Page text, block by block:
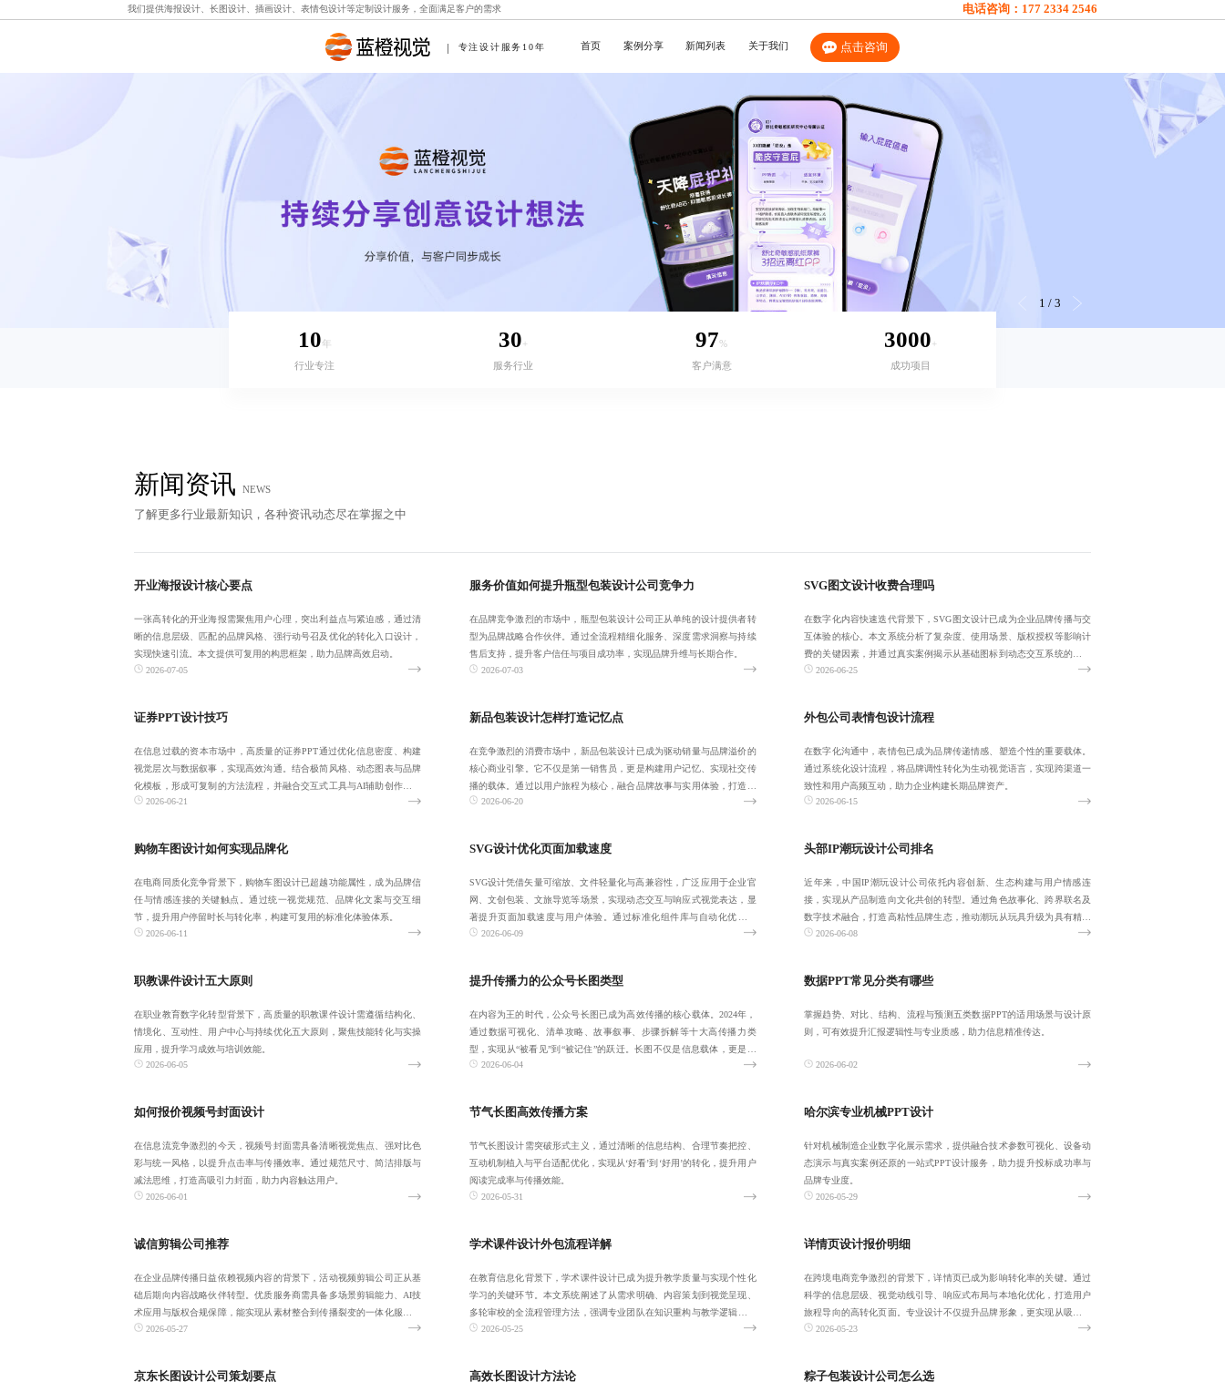
我们提供海报设计 长图设计 插画设计 表情包设计等定制设计服务，全面满足客户的需求 电话咨询： 177 2334 2546
专注设计服务10年 首页 案例分享 新闻列表 关于我们 点击咨询
1 / 3
10年
行业专注
30+
服务行业
97%
客户满意
3000+
成功项目
新闻资讯 NEWS
了解更多行业最新知识，各种资讯动态尽在掌握之中
开业海报设计核心要点
一张高转化的开业海报需聚焦用户心理，突出利益点与紧迫感，通过清
晰的信息层级、匹配的品牌风格、强行动号召及优化的转化入口设计，
实现快速引流。本文提供可复用的构思框架，助力品牌高效启动。
2026-07-05
服务价值如何提升瓶型包装设计公司竞争力
在品牌竞争激烈的市场中，瓶型包装设计公司正从单纯的设计提供者转
型为品牌战略合作伙伴。通过全流程精细化服务、深度需求洞察与持续
售后支持，提升客户信任与项目成功率，实现品牌升维与长期合作。
2026-07-03
SVG图文设计收费合理吗
在数字化内容快速迭代背景下，SVG图文设计已成为企业品牌传播与交
互体验的核心。本文系统分析了复杂度、使用场景、版权授权等影响计
费的关键因素，并通过真实案例揭示从基础图标到动态交互系统的费用
差异，提醒客
2026-06-25
证券PPT设计技巧
在信息过载的资本市场中，高质量的证券PPT通过优化信息密度、构建
视觉层次与数据叙事，实现高效沟通。结合极简风格、动态图表与品牌
化模板，形成可复制的方法流程，并融合交互式工具与AI辅助创作，提
升说服力与
2026-06-21
新品包装设计怎样打造记忆点
在竞争激烈的消费市场中，新品包装设计已成为驱动销量与品牌溢价的
核心商业引擎。它不仅是第一销售员，更是构建用户记忆、实现社交传
播的载体。通过以用户旅程为核心，融合品牌故事与实用体验，打造具
有辨识度与延展
2026-06-20
外包公司表情包设计流程
在数字化沟通中，表情包已成为品牌传递情感、塑造个性的重要载体。
通过系统化设计流程，将品牌调性转化为生动视觉语言，实现跨渠道一
致性和用户高频互动，助力企业构建长期品牌资产。
2026-06-15
购物车图设计如何实现品牌化
在电商同质化竞争背景下，购物车图设计已超越功能属性，成为品牌信
任与情感连接的关键触点。通过统一视觉规范、品牌化文案与交互细
节，提升用户停留时长与转化率，构建可复用的标准化体验体系。
2026-06-11
SVG设计优化页面加载速度
SVG设计凭借矢量可缩放、文件轻量化与高兼容性，广泛应用于企业官
网、文创包装、文旅导览等场景，实现动态交互与响应式视觉表达，显
著提升页面加载速度与用户体验。通过标准化组件库与自动化优化流
程，助力品牌在
2026-06-09
头部IP潮玩设计公司排名
近年来，中国IP潮玩设计公司依托内容创新、生态构建与用户情感连
接，实现从产品制造向文化共创的转型。通过角色故事化、跨界联名及
数字技术融合，打造高粘性品牌生态，推动潮玩从玩具升级为具有精神
价值的文化符号
2026-06-08
职教课件设计五大原则
在职业教育数字化转型背景下，高质量的职教课件设计需遵循结构化、
情境化、互动性、用户中心与持续优化五大原则，聚焦技能转化与实操
应用，提升学习成效与培训效能。
2026-06-05
提升传播力的公众号长图类型
在内容为王的时代，公众号长图已成为高效传播的核心载体。2024年，
通过数据可视化、清单攻略、故事叙事、步骤拆解等十大高传播力类
型，实现从“被看见”到“被记住”的跃迁。长图不仅是信息载体，更是用
户关系桥
2026-06-04
数据PPT常见分类有哪些
掌握趋势、对比、结构、流程与预测五类数据PPT的适用场景与设计原
则，可有效提升汇报逻辑性与专业质感，助力信息精准传达。
2026-06-02
如何报价视频号封面设计
在信息流竞争激烈的今天，视频号封面需具备清晰视觉焦点、强对比色
彩与统一风格，以提升点击率与传播效率。通过规范尺寸、简洁排版与
减法思维，打造高吸引力封面，助力内容触达用户。
2026-06-01
节气长图高效传播方案
节气长图设计需突破形式主义，通过清晰的信息结构、合理节奏把控、
互动机制植入与平台适配优化，实现从‘好看’到‘好用’的转化，提升用户
阅读完成率与传播效能。
2026-05-31
哈尔滨专业机械PPT设计
针对机械制造企业数字化展示需求，提供融合技术参数可视化、设备动
态演示与真实案例还原的一站式PPT设计服务，助力提升投标成功率与
品牌专业度。
2026-05-29
诚信剪辑公司推荐
在企业品牌传播日益依赖视频内容的背景下，活动视频剪辑公司正从基
础后期向内容战略伙伴转型。优质服务商需具备多场景剪辑能力、AI技
术应用与版权合规保障，能实现从素材整合到传播裂变的一体化服务。
企业应关注真
2026-05-27
学术课件设计外包流程详解
在教育信息化背景下，学术课件设计已成为提升教学质量与实现个性化
学习的关键环节。本文系统阐述了从需求明确、内容策划到视觉呈现、
多轮审校的全流程管理方法，强调专业团队在知识重构与教学逻辑优化
中的核心作用，
2026-05-25
详情页设计报价明细
在跨境电商竞争激烈的背景下，详情页已成为影响转化率的关键。通过
科学的信息层级、视觉动线引导、响应式布局与本地化优化，打造用户
旅程导向的高转化页面。专业设计不仅提升品牌形象，更实现从吸引到
成交的闭环。我
2026-05-23
京东长图设计公司策划要点 高效长图设计方法论 粽子包装设计公司怎么选